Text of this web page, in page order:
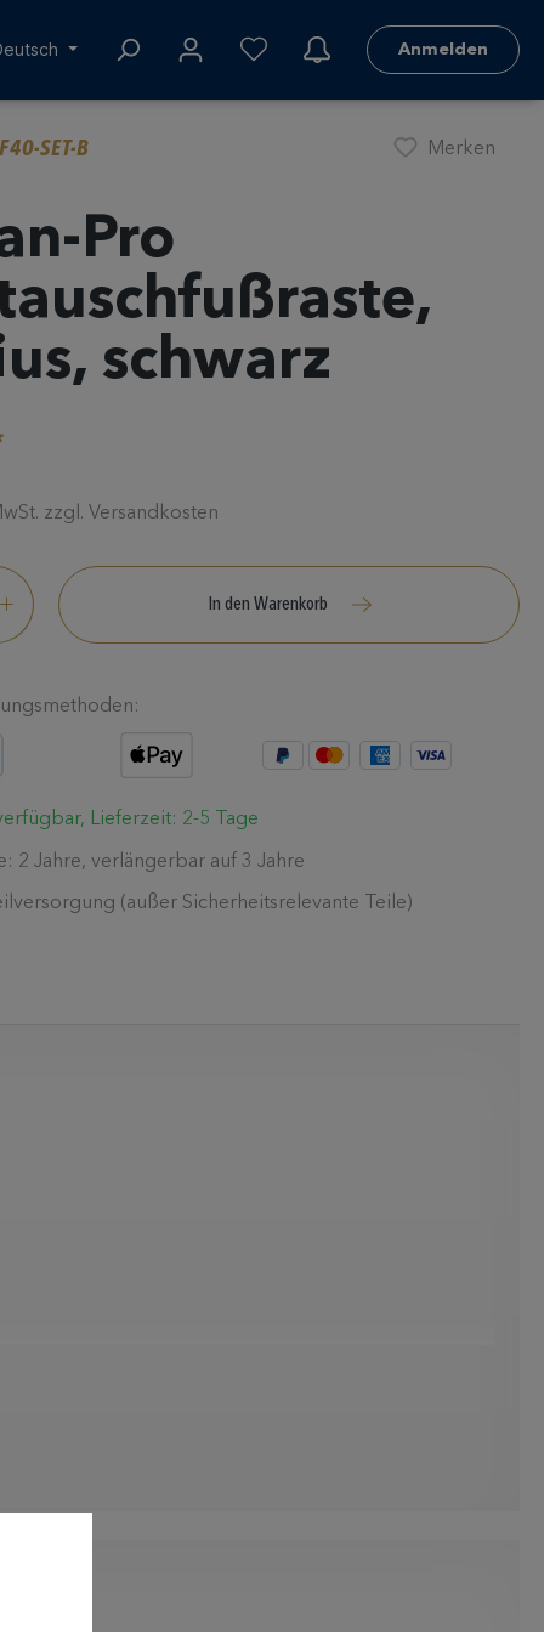
Anmelden
SET-B Merken
Pro
schwarz
zzgl. Versandkosten
In den Warenkorb
Lieferzeit: 2-5 Tage
2 Jahre, verlängerbar auf 3 Jahre
(außer Sicherheitsrelevante Teile)